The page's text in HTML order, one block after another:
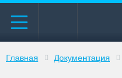
Главная Документация